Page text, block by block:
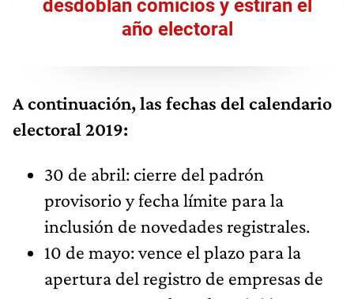
desdoblan comicios y estiran el
año electoral
A continuación, las fechas del calendario
electoral 2019:
30 de abril: cierre del padrón
provisorio y fecha límite para la
inclusión de novedades registrales.
10 de mayo: vence el plazo para la
apertura del registro de empresas de